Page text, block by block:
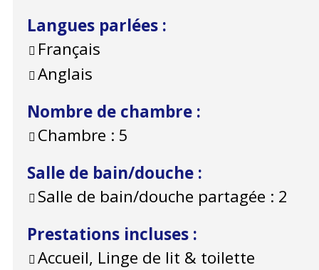
Langues parlées :
Français
Anglais
Nombre de chambre :
Chambre : 5
Salle de bain/douche :
Salle de bain/douche partagée : 2
Prestations incluses :
Accueil, Linge de lit & toilette